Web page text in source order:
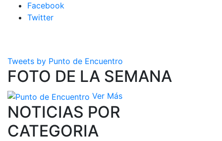
Facebook
Twitter
Tweets by Punto de Encuentro
FOTO DE LA SEMANA
Ver Más
NOTICIAS POR
CATEGORIA